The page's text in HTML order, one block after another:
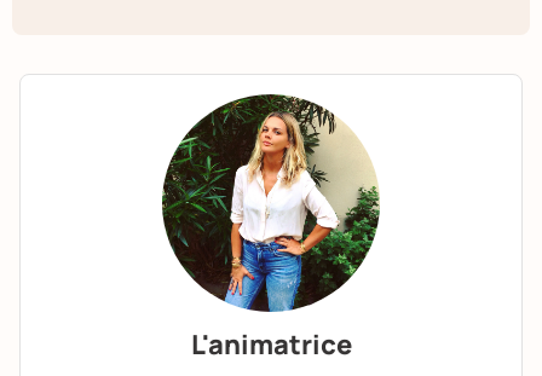
L'animatrice